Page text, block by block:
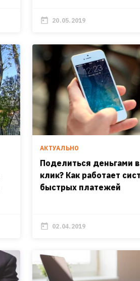
20.05.2019
АКТУАЛЬНО
Поделиться деньгами
клик? Как работает
быстрых платежей
02.04.2019